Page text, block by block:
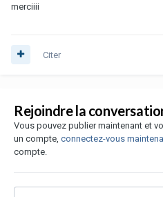
merciiii
Citer
Rejoindre la
Vous pouvez publier maintenant et
un compte, connectez-vous
compte.